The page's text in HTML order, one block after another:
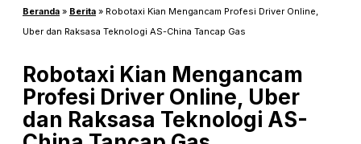
Beranda » Berita » Robotaxi Kian Mengancam Profesi Driver Online,
Uber dan Raksasa Teknologi AS-China Tancap Gas
Robotaxi Kian Mengancam
Profesi Driver Online, Uber
dan Raksasa Teknologi AS-